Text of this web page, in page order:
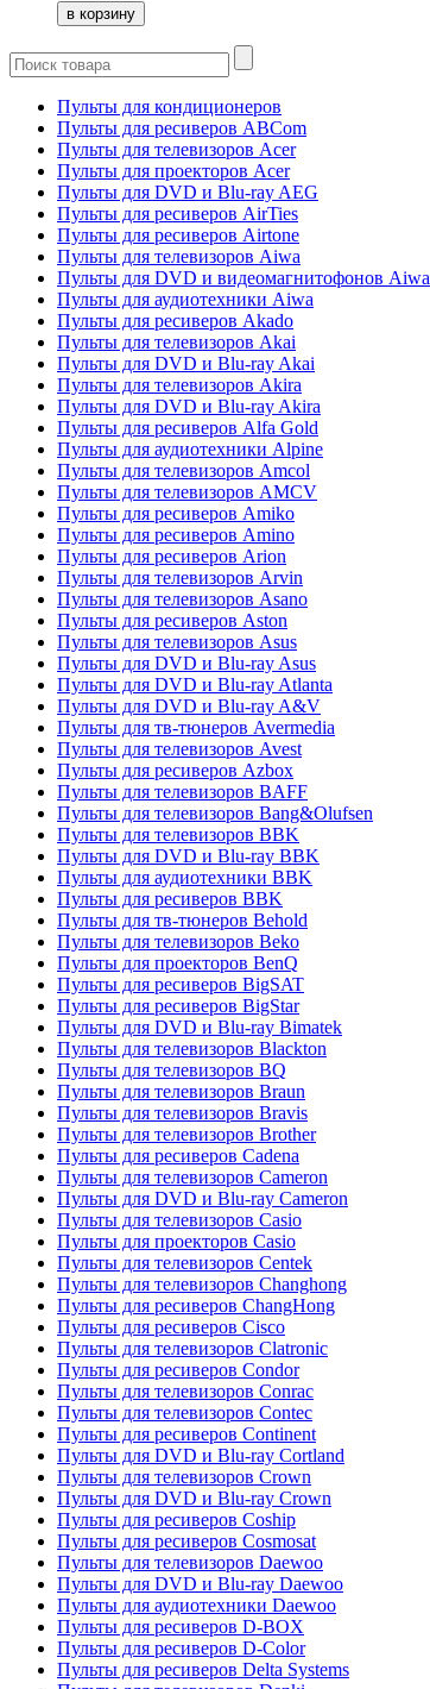
Пульты для кондиционеров
Пульты для ресиверов ABCom
Пульты для телевизоров Acer
Пульты для проекторов Acer
Пульты для DVD и Blu-ray AEG
Пульты для ресиверов AirTies
Пульты для ресиверов Airtone
Пульты для телевизоров Aiwa
Пульты для DVD и видеомагнитофонов Aiwa
Пульты для аудиотехники Aiwa
Пульты для ресиверов Akado
Пульты для телевизоров Akai
Пульты для DVD и Blu-ray Akai
Пульты для телевизоров Akira
Пульты для DVD и Blu-ray Akira
Пульты для ресиверов Alfa Gold
Пульты для аудиотехники Alpine
Пульты для телевизоров Amcol
Пульты для телевизоров AMCV
Пульты для ресиверов Amiko
Пульты для ресиверов Amino
Пульты для ресиверов Arion
Пульты для телевизоров Arvin
Пульты для телевизоров Asano
Пульты для ресиверов Aston
Пульты для телевизоров Asus
Пульты для DVD и Blu-ray Asus
Пульты для DVD и Blu-ray Atlanta
Пульты для DVD и Blu-ray A&V
Пульты для тв-тюнеров Avermedia
Пульты для телевизоров Avest
Пульты для ресиверов Azbox
Пульты для телевизоров BAFF
Пульты для телевизоров Bang&Olufsen
Пульты для телевизоров BBK
Пульты для DVD и Blu-ray BBK
Пульты для аудиотехники BBK
Пульты для ресиверов BBK
Пульты для тв-тюнеров Behold
Пульты для телевизоров Beko
Пульты для проекторов BenQ
Пульты для ресиверов BigSAT
Пульты для ресиверов BigStar
Пульты для DVD и Blu-ray Bimatek
Пульты для телевизоров Blackton
Пульты для телевизоров BQ
Пульты для телевизоров Braun
Пульты для телевизоров Bravis
Пульты для телевизоров Brother
Пульты для ресиверов Cadena
Пульты для телевизоров Cameron
Пульты для DVD и Blu-ray Cameron
Пульты для телевизоров Casio
Пульты для проекторов Casio
Пульты для телевизоров Centek
Пульты для телевизоров Changhong
Пульты для ресиверов ChangHong
Пульты для ресиверов Cisco
Пульты для телевизоров Clatronic
Пульты для ресиверов Condor
Пульты для телевизоров Conrac
Пульты для телевизоров Contec
Пульты для ресиверов Continent
Пульты для DVD и Blu-ray Cortland
Пульты для телевизоров Crown
Пульты для DVD и Blu-ray Crown
Пульты для ресиверов Coship
Пульты для ресиверов Cosmosat
Пульты для телевизоров Daewoo
Пульты для DVD и Blu-ray Daewoo
Пульты для аудиотехники Daewoo
Пульты для ресиверов D-BOX
Пульты для ресиверов D-Color
Пульты для ресиверов Delta Systems